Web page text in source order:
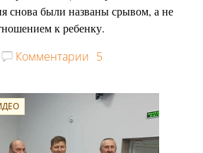
снова были названы срывом, а не
к ребенку.
Комментарии 5